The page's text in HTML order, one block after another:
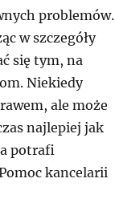
problemów.
w szczegóły
się tym, na
Niekiedy
ale może
najlepiej jak
potrafi
kancelarii